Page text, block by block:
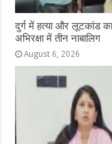
दुर्ग में हत्या और लूटकांड
अभिरक्षा में तीन नाबालिग
August 6, 2026